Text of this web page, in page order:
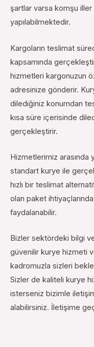
şartlar varsa komşu
yapılabilmektedir.
Kargoların teslimat
kapsamında
hizmetleri kargonuzun
adresinize gönderir.
dilediğiniz konumdan
kısa süre içerisinde
gerçekleştirir.
Hizmetlerimiz arasında
standart kurye ile
hızlı bir teslimat
olan paket
faydalanabilir.
Bizler sektördeki bilgi
güvenilir kurye hizmeti
kadromuzla sizleri
Sizler de kaliteli kurye
isterseniz bizimle
alabilirsiniz. İletişime